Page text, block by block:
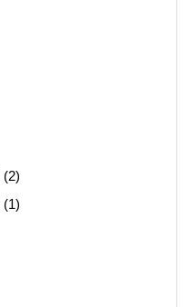
(2)
(1)